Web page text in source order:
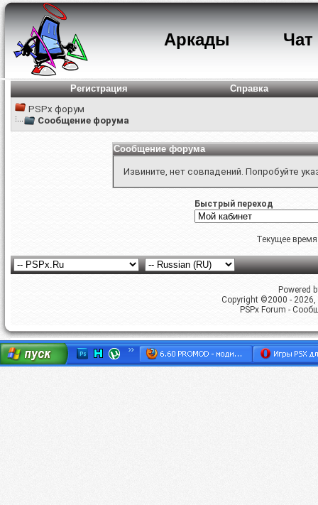
Аркады Чат
Регистрация
Справка
PSPx форум
Сообщение форума
Сообщение форума
Извините, нет совпадений. Попробуйте
Быстрый переход
Текущее
Powered
Copyright ©2000 -
PSPx Forum -